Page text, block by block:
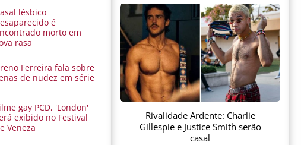
lésbico
é
morto em
rasa
Ferreira fala sobre
de nudez em série
gay PCD, 'London'
exibido no Festival
Veneza
Rivalidade Ardente: Charlie
Gillespie e Justice Smith serão
casal